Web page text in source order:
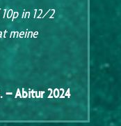
in 12/2
meine
– Abitur 2024